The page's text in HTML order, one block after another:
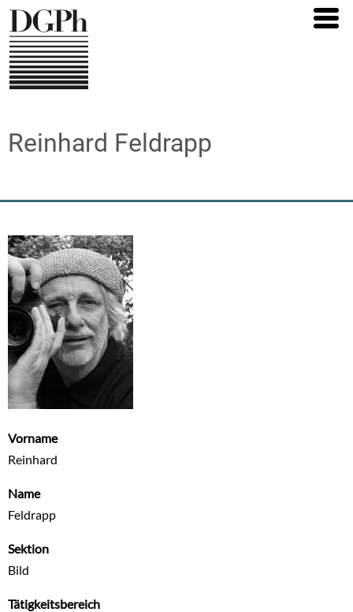
Skip
to
main
content
Reinhard Feldrapp
Vorname
Reinhard
Name
Feldrapp
Sektion
Bild
Tätigkeitsbereich